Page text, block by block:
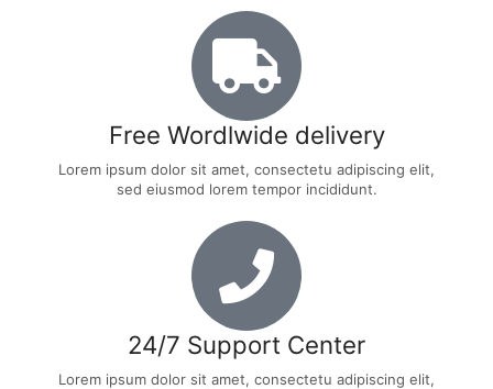
Free Wordlwide delivery
Lorem ipsum dolor sit amet, consectetu adipiscing elit,
sed eiusmod lorem tempor incididunt.
24/7 Support Center
Lorem ipsum dolor sit amet, consectetu adipiscing elit,